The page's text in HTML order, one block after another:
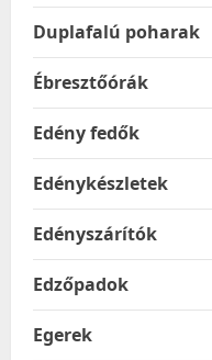
Duplafalú poharak
Ébresztőórák
Edény fedők
Edénykészletek
Edényszárítók
Edzőpadok
Egerek